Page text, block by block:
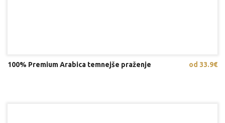
100% Premium Arabica temnejše praženje od 33.9€